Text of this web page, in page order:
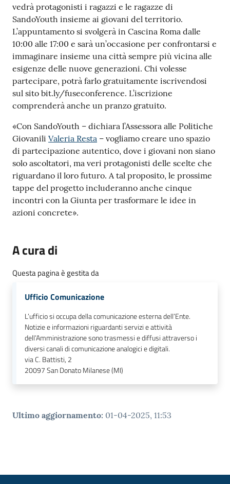
vedrà protagonisti i ragazzi e le ragazze di
SandoYouth insieme ai giovani del territorio.
L’appuntamento si svolgerà in Cascina Roma dalle
10:00 alle 17:00 e sarà un’occasione per confrontarsi e
immaginare insieme una città sempre più vicina alle
esigenze delle nuove generazioni. Chi volesse
partecipare, potrà farlo gratuitamente iscrivendosi
sul sito bit.ly/fuseconference. L’iscrizione
comprenderà anche un pranzo gratuito.
«Con SandoYouth – dichiara l’Assessora alle Politiche
Giovanili Valeria Resta – vogliamo creare uno spazio
di partecipazione autentico, dove i giovani non siano
solo ascoltatori, ma veri protagonisti delle scelte che
riguardano il loro futuro. A tal proposito, le prossime
tappe del progetto includeranno anche cinque
incontri con la Giunta per trasformare le idee in
azioni concrete».
A cura di
Questa pagina è gestita da
Ufficio Comunicazione
L’ufficio si occupa della comunicazione esterna dell’Ente.
Notizie e informazioni riguardanti servizi e attività
dell’Amministrazione sono trasmessi e diffusi attraverso i
diversi canali di comunicazione analogici e digitali.
via C. Battisti, 2
20097San Donato Milanese (MI)
Ultimo aggiornamento: 01-04-2025, 11:53